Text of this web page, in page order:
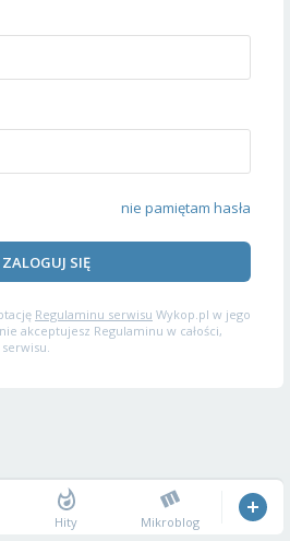
nie pamiętam hasła
ZALOGUJ SIĘ
Regulaminu serwisu Wykop.pl w jego
akceptujesz Regulaminu w całości,
Hity Mikroblog